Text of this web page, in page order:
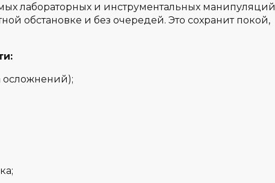
лабораторных и инструментальных манипуляций
обстановке и без очередей. Это сохранит покой,
осложнений);